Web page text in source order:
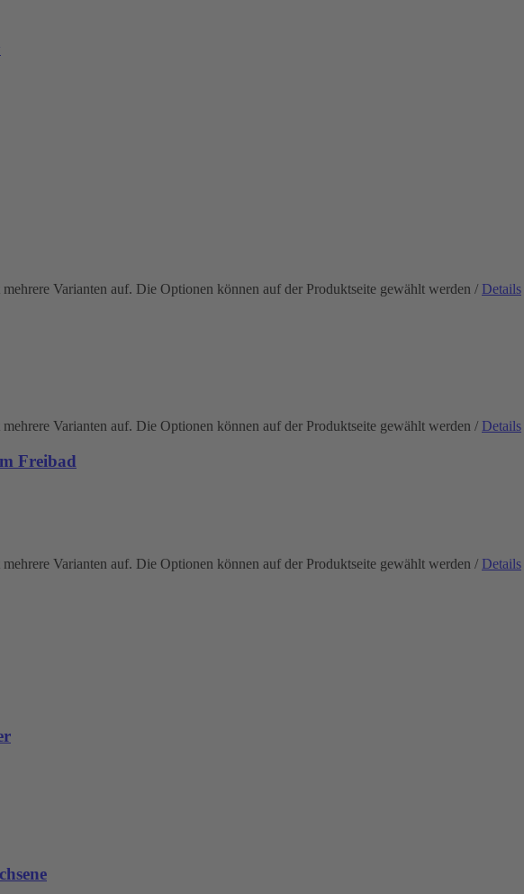
Varianten auf. Die Optionen können auf der Produktseite gewählt werden / Details
Varianten auf. Die Optionen können auf der Produktseite gewählt werden / Details
Freibad
Varianten auf. Die Optionen können auf der Produktseite gewählt werden / Details